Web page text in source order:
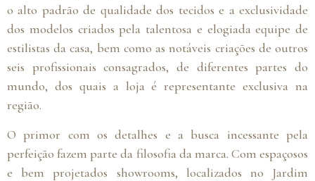
o alto padrão de qualidade dos tecidos e a exclusividade
dos modelos criados pela talentosa e elogiada equipe de
estilistas da casa, bem como as notáveis criações de outros
seis profissionais consagrados, de diferentes partes do
mundo, dos quais a loja é representante exclusiva na
região.
O primor com os detalhes e a busca incessante pela
perfeição fazem parte da filosofia da marca. Com espaçosos
e bem projetados showrooms, localizados no Jardim